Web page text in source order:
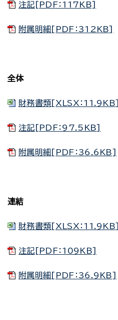
注記[PDF：117KB]
附属明細[PDF：312KB]
全体
財務書類[XLSX：11.9KB]
注記[PDF：97.5KB]
附属明細[PDF：36.6KB]
連結
財務書類[XLSX：11.9KB]
注記[PDF：109KB]
附属明細[PDF：36.9KB]